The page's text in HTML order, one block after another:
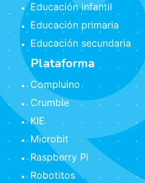
Educación infantil
Educación primaria
Educación secundaria
Plataforma
Compluino
Crumble
KIE
Microbit
Raspberry Pi
Robotitos